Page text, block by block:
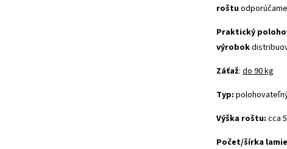
roštuodporúčame
Praktický
výrobok
Záťaž: do 90 kg
Typ:
Výška roštu: cca
Počet/šírka